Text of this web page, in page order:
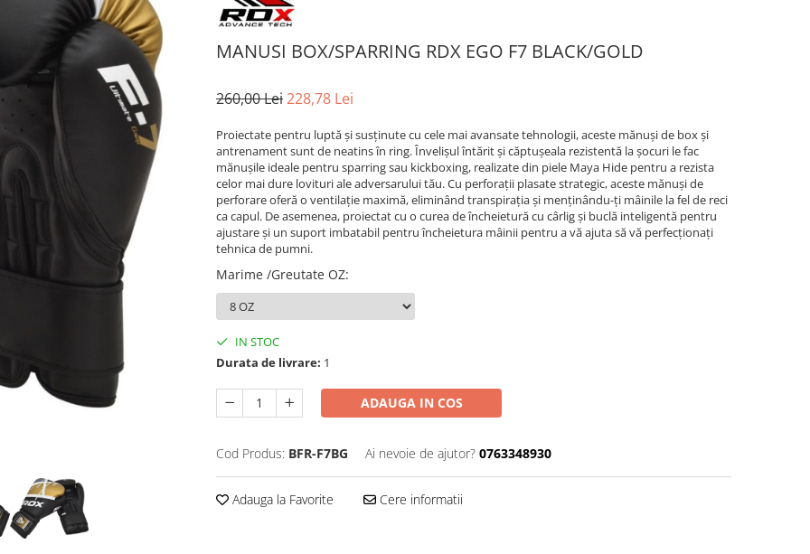
MANUSI BOX/SPARRING RDX EGO F7 BLACK/GOLD
260,00 Lei228,78 Lei
Proiectate pentru luptă și susținute cu cele mai avansate tehnologii, aceste mănuși de box și
antrenament sunt de neatins în ring. Învelișul întărit și căptușeala rezistentă la șocuri le fac
mănușile ideale pentru sparring sau kickboxing, realizate din piele Maya Hide pentru a rezista
celor mai dure lovituri ale adversarului tău. Cu perforații plasate strategic, aceste mănuși de
perforare oferă o ventilație maximă, eliminând transpirația și menținându-ți mâinile la fel de reci
ca capul. De asemenea, proiectat cu o curea de încheietură cu cârlig și buclă inteligentă pentru
ajustare și un suport imbatabil pentru încheietura mâinii pentru a vă ajuta să vă perfecționați
tehnica de pumni.
Marime /Greutate OZ:
IN STOC
Durata de livrare: 1
ADAUGA IN COS
Cod Produs: BFR-F7BG Ai nevoie de ajutor? 0763348930
Adauga la Favorite Cere informatii